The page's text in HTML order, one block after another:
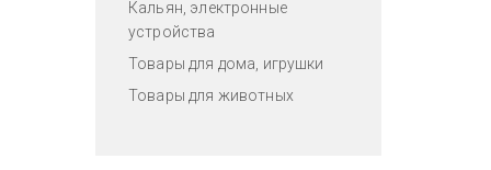
Кальян, электронные
устройства
Товары для дома, игрушки
Товары для животных